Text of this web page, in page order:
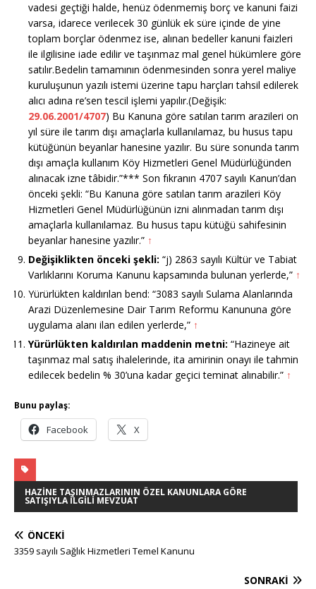
vadesi geçtiği halde, henüz ödenmemiş borç ve kanuni faizi
varsa, idarece verilecek 30 günlük ek süre içinde de yine
toplam borçlar ödenmez ise, alınan bedeller kanuni faizleri
ile ilgilisine iade edilir ve taşınmaz mal genel hükümlere göre
satılır.Bedelin tamamının ödenmesinden sonra yerel maliye
kuruluşunun yazılı istemi üzerine tapu harçları tahsil edilerek
alıcı adına re’sen tescil işlemi yapılır.(Değişik:
29.06.2001/4707) Bu Kanuna göre satılan tarım arazileri on
yıl süre ile tarım dışı amaçlarla kullanılamaz, bu husus tapu
kütüğünün beyanlar hanesine yazılır. Bu süre sonunda tarım
dışı amaçla kullanım Köy Hizmetleri Genel Müdürlüğünden
alınacak izne tâbidir.”*** Son fıkranın 4707 sayılı Kanun’dan
önceki şekli: “Bu Kanuna göre satılan tarım arazileri Köy
Hizmetleri Genel Müdürlüğünün izni alınmadan tarım dışı
amaçlarla kullanılamaz. Bu husus tapu kütüğü sahifesinin
beyanlar hanesine yazılır.” ↑
Değişiklikten önceki şekli: “j) 2863 sayılı Kültür ve Tabiat
Varlıklarını Koruma Kanunu kapsamında bulunan yerlerde,” ↑
Yürürlükten kaldırılan bend: “3083 sayılı Sulama Alanlarında
Arazi Düzenlemesine Dair Tarım Reformu Kanununa göre
uygulama alanı ilan edilen yerlerde,” ↑
Yürürlükten kaldırılan maddenin metni: “Hazineye ait
taşınmaz mal satış ihalelerinde, ita amirinin onayı ile tahmin
edilecek bedelin % 30’una kadar geçici teminat alınabilir.” ↑
Bunu paylaş:
Facebook X
HAZINE TAŞINMAZLARININ ÖZEL KANUNLARA GÖRE
SATIŞIYLA İLGILI MEVZUAT
ÖNCEKI
3359 sayılı Sağlık Hizmetleri Temel Kanunu
SONRAKI